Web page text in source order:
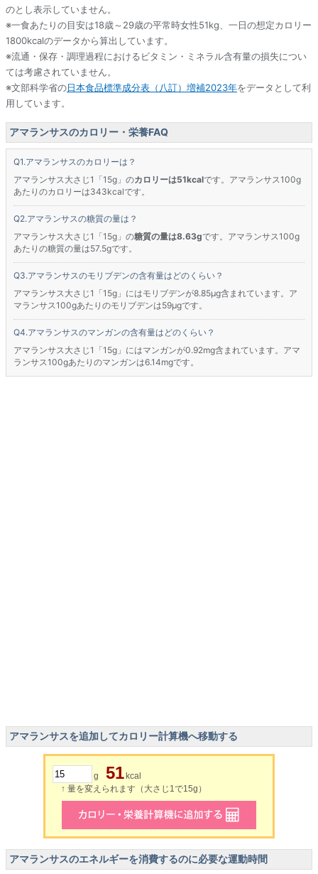
のとし表示していません。
※一食あたりの目安は18歳～29歳の平常時女性51kg、一日の想定カロリー
1800kcalのデータから算出しています。
※流通・保存・調理過程におけるビタミン・ミネラル含有量の損失につい
ては考慮されていません。
※文部科学省の日本食品標準成分表（八訂）増補2023年をデータとして利
用しています。
アマランサスのカロリー・栄養FAQ
アマランサスのカロリーは？
アマランサス大さじ1「15g」のカロリーは51kcalです。アマランサス100g
あたりのカロリーは343kcalです。
アマランサスの糖質の量は？
アマランサス大さじ1「15g」の糖質の量は8.63gです。アマランサス100g
あたりの糖質の量は57.5gです。
アマランサスのモリブデンの含有量はどのくらい？
アマランサス大さじ1「15g」にはモリブデンが8.85μg含まれています。ア
マランサス100gあたりのモリブデンは59μgです。
アマランサスのマンガンの含有量はどのくらい？
アマランサス大さじ1「15g」にはマンガンが0.92mg含まれています。アマ
ランサス100gあたりのマンガンは6.14mgです。
アマランサスを追加してカロリー計算機へ移動する
g 51 kcal
↑ 量を変えられます（大さじ1で15g）
アマランサスのエネルギーを消費するのに必要な運動時間